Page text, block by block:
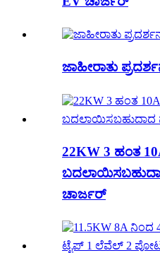
ಜಾಹೀರಾತು
22KW 3 ಹಂತ
ಚಾರ್ಜರ್